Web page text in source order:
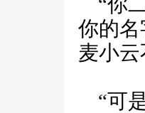
你的
麦小云
“可